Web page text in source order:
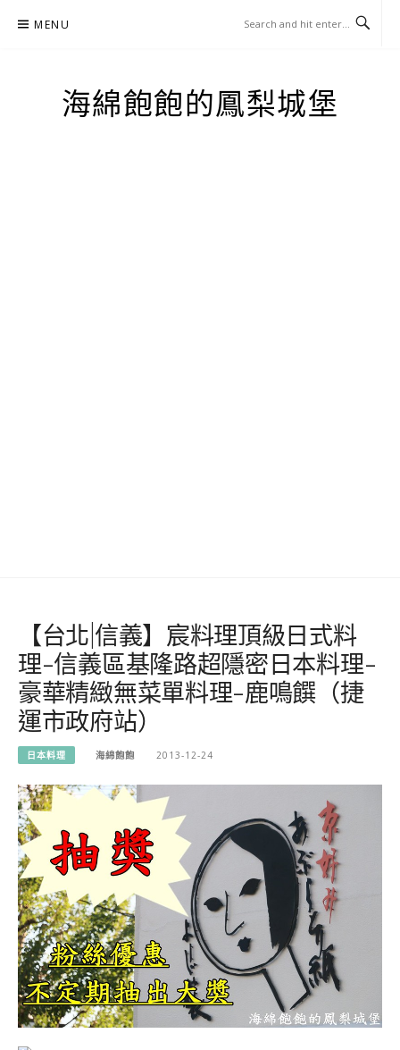
MENU
海綿飽飽的鳳梨城堡
【台北|信義】宸料理頂級日式料
理-信義區基隆路超隱密日本料理-
豪華精緻無菜單料理-鹿鳴饌（捷
運市政府站）
日本料理 海綿飽飽 2013-12-24